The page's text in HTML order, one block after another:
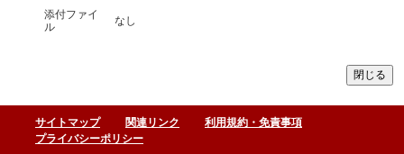
添付ファイ
ル
なし
サイトマップ 関連リンク
利用規約・免責事項
プライバシーポリシー